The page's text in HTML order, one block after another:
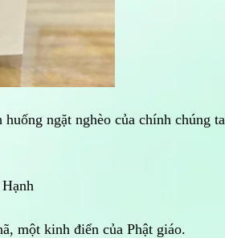
ngặt nghèo của chính chúng
một kinh điển của Phật giáo.